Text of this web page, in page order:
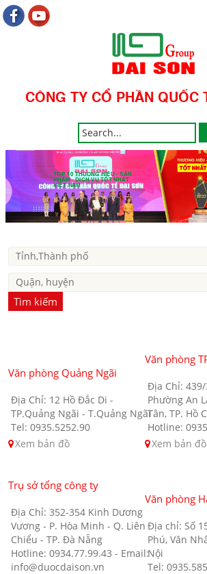
CÔNG TY CỔ PHẦN QUỐC
TOP 10 THƯƠNG HIỆU - SẢN
PHẨM - DỊCH VỤ TỐT NHẤT
VIỆT NAM
Tìm kiếm
Văn phòng Quảng Ngãi
Địa Chỉ: 12 Hồ Đắc Di -
TP.Quảng Ngãi - T.Quảng Ngãi
Tel: 0935.5252.90
Xem bản đồ
Văn phòng
Địa Chỉ: 439/
Phường An
Tân, TP. Hồ
Hotline:
Xem bản đồ
Trụ sở tổng công ty
Địa Chỉ: 352-354 Kinh Dương
Vương - P. Hòa Minh - Q. Liên
Chiểu - TP. Đà Nẵng
Hotline: 0934.77.99.43 - Email:
info@duocdaison.vn
Văn phòng
Địa chỉ: Số
Phú, Văn
Nội
Tel: